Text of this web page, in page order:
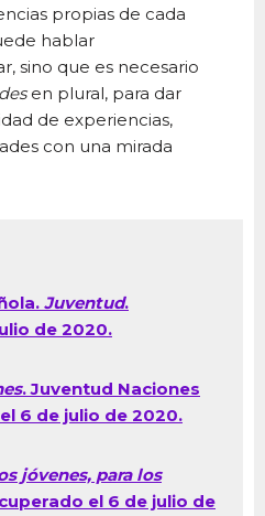
propias de cada
hablar
sino que es necesario
en plural, para dar
de experiencias,
con una mirada
Juventud.
de 2020.
. Juventud Naciones
6 de julio de 2020.
jóvenes, para los
el 6 de julio de